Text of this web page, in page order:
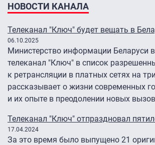
НОВОСТИ КАНАЛА
Телеканал "Ключ" будет вещать в
06.10.2025
Министерство информации Беларуси
телеканал "Ключ" в список
к ретрансляции в платных сетях на
рассказывает о жизни современных
и их опыте в преодолении новых
Телеканал "Ключ" отпраздновал
17.04.2024
За это время было выпущено 21